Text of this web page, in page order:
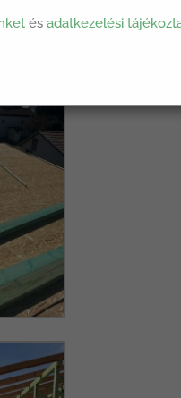
ésadatkezelési